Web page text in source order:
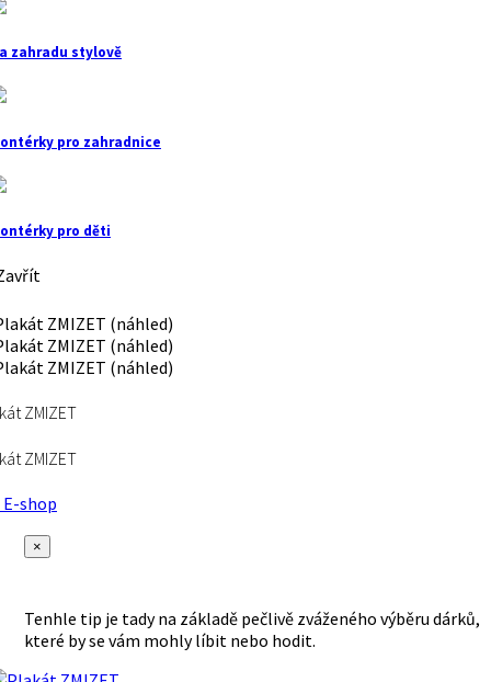
zahradu stylově
pro zahradnice
pro děti
ZMIZET
ZMIZET
shop
×
Tenhle tip je tady na základě pečlivě zváženého výběru dárků,
které by se vám mohly líbit nebo hodit.